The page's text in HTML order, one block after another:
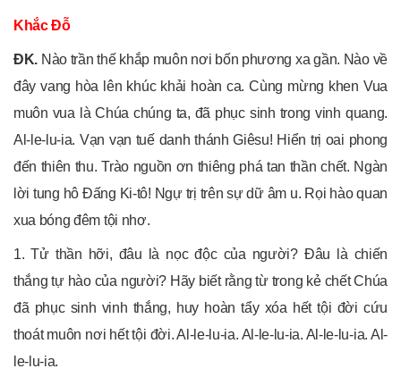
Khắc Đỗ
ÐK. Nào trần thế khắp muôn nơi bốn phương xa gần. Nào về
đây vang hòa lên khúc khải hoàn ca. Cùng mừng khen Vua
muôn vua là Chúa chúng ta, đã phục sinh trong vinh quang.
Al-le-lu-ia. Vạn vạn tuế danh thánh Giêsu! Hiển trị oai phong
đến thiên thu. Trào nguồn ơn thiêng phá tan thần chết. Ngàn
lời tung hô Đấng Ki-tô! Ngự trị trên sự dữ âm u. Rọi hào quan
xua bóng đêm tội nhơ.
1. Tử thần hỡi, đâu là nọc độc của người? Đâu là chiến
thắng tự hào của người? Hãy biết rằng từ trong kẻ chết Chúa
đã phục sinh vinh thắng, huy hoàn tẩy xóa hết tội đời cứu
thoát muôn nơi hết tội đời. Al-le-lu-ia. Al-le-lu-ia. Al-le-lu-ia. Al-
le-lu-ia.